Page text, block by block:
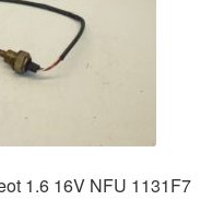
1.6 16V NFU 1131F7